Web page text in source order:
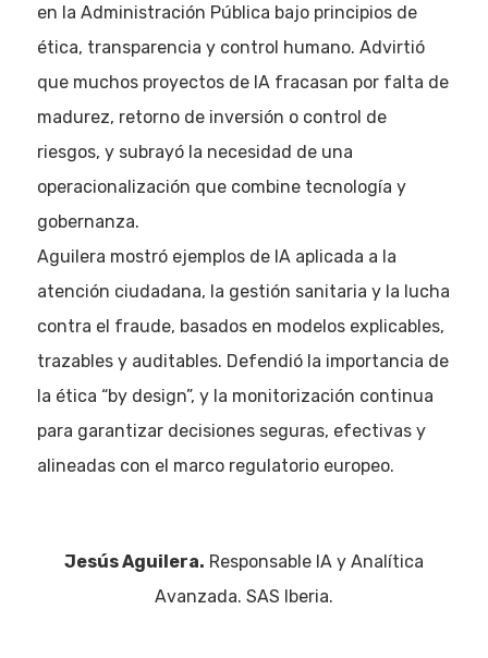
en la Administración Pública bajo principios de
ética, transparencia y control humano. Advirtió
que muchos proyectos de IA fracasan por falta de
madurez, retorno de inversión o control de
riesgos, y subrayó la necesidad de una
operacionalización que combine tecnología y
gobernanza.
Aguilera mostró ejemplos de IA aplicada a la
atención ciudadana, la gestión sanitaria y la lucha
contra el fraude, basados en modelos explicables,
trazables y auditables. Defendió la importancia de
la ética “by design”, y la monitorización continua
para garantizar decisiones seguras, efectivas y
alineadas con el marco regulatorio europeo.
Jesús Aguilera. Responsable IA y Analítica
Avanzada. SAS Iberia.